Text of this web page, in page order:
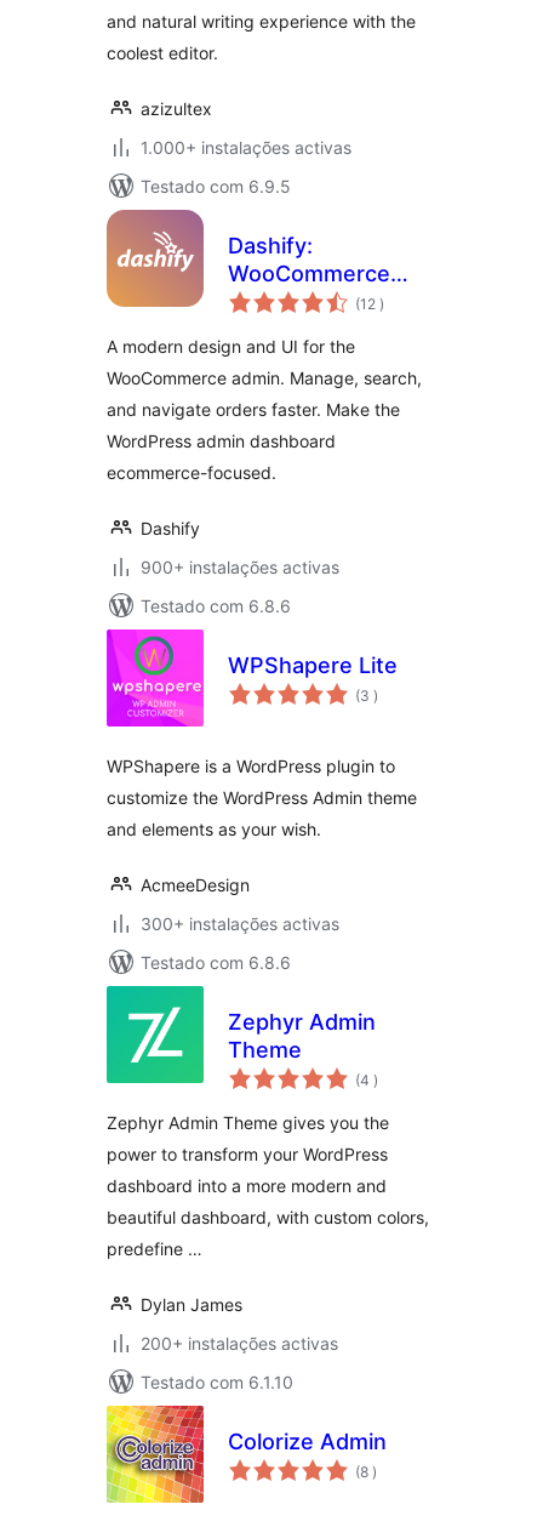
and natural writing experience with the
coolest editor.
azizultex
1.000+ instalações activas
Testado com 6.9.5
Dashify:
WooCommerce
admin dashboard
(12 classificações
)
A modern design and UI for the
WooCommerce admin. Manage, search,
and navigate orders faster. Make the
WordPress admin dashboard
ecommerce-focused.
Dashify
900+ instalações activas
Testado com 6.8.6
WPShapere Lite
(3 classificações
)
WPShapere is a WordPress plugin to
customize the WordPress Admin theme
and elements as your wish.
AcmeeDesign
300+ instalações activas
Testado com 6.8.6
Zephyr Admin
Theme
(4 classificações
)
Zephyr Admin Theme gives you the
power to transform your WordPress
dashboard into a more modern and
beautiful dashboard, with custom colors,
predefine …
Dylan James
200+ instalações activas
Testado com 6.1.10
Colorize Admin
(8 classificações
)